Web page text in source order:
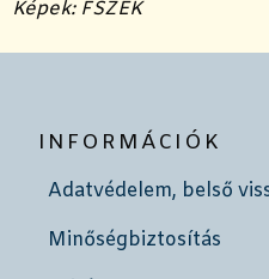
Képek: FSZEK
INFORMÁCIÓK
Adatvédelem, belső
Minőségbiztosítás